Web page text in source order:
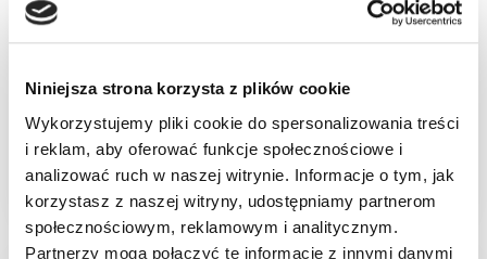
Niniejsza strona korzysta z plików cookie
Wykorzystujemy pliki cookie do spersonalizowania treści
i reklam, aby oferować funkcje społecznościowe i
analizować ruch w naszej witrynie. Informacje o tym, jak
korzystasz z naszej witryny, udostępniamy partnerom
społecznościowym, reklamowym i analitycznym.
Partnerzy mogą połączyć te informacje z innymi danymi
Brak na stanie
POWIADOM O DOSTĘPNOŚCI